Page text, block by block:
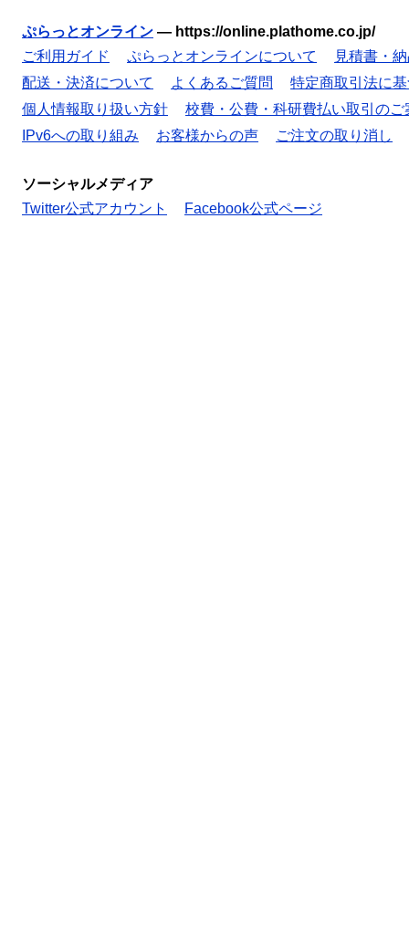
ぷらっとオンライン — https://online.plathome.co.jp/
ご利用ガイド
ぷらっとオンラインについて
見積書・
配送・決済について
よくあるご質問
特定商取引法に
個人情報取り扱い方針
校費・公費・科研費払い取引のご
IPv6への取り組み
お客様からの声 ご注文の取り消し
ソーシャルメディア
Twitter公式アカウント
Facebook公式ページ